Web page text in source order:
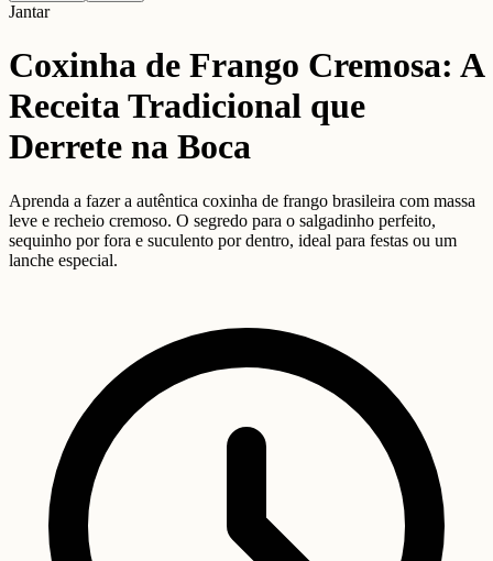
Jantar
Coxinha de Frango Cremosa: A
Receita Tradicional que
Derrete na Boca
Aprenda a fazer a autêntica coxinha de frango brasileira com massa
leve e recheio cremoso. O segredo para o salgadinho perfeito,
sequinho por fora e suculento por dentro, ideal para festas ou um
lanche especial.